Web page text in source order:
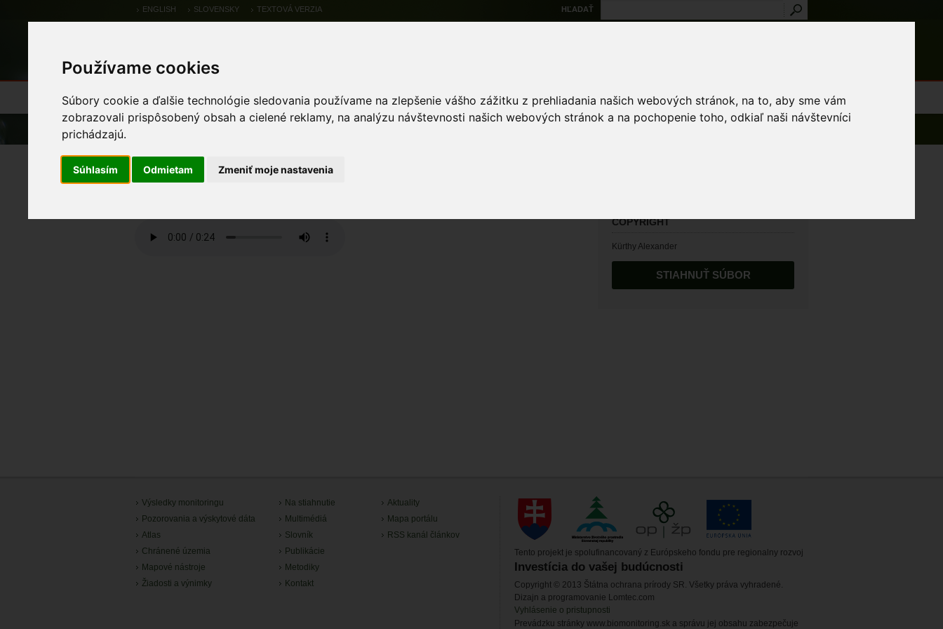
Používame cookies
Súbory cookie a ďalšie technológie sledovania používame na zlepšenie vášho zážitku z prehliadania našich webových stránok, na to, aby sme vám
zobrazovali prispôsobený obsah a cielené reklamy, na analýzu návštevnosti našich webových stránok a na pochopenie toho, odkiaľ naši návštevníci
prichádzajú.
Súhlasím Odmietam Zmeniť moje nastavenia
ENGLISH SLOVENSKY TEXTOVÁ VERZIA HĽADAŤ
Výsledky monitoringu Pozorovania a výskytové dáta Atlas Chránené územia Mapové nástroje Žiadosti a výnimky
hlas
COPYRIGHT
Kürthy Alexander
STIAHNUŤ SÚBOR
Výsledky monitoringu
Pozorovania a výskytové dáta
Atlas
Chránené územia
Mapové nástroje
Žiadosti a výnimky
Na stiahnutie
Multimédiá
Slovník
Publikácie
Metodiky
Kontakt
Aktuality
Mapa portálu
RSS kanál článkov
Tento projekt je spolufinancovaný z Európskeho fondu pre regionalny rozvoj
Investícia do vašej budúcnosti
Copyright © 2013 Štátna ochrana prírody SR. Všetky práva vyhradené.
Dizajn a programovanie Lomtec.com
Vyhlásenie o pristupnosti
Prevádzku stránky www.biomonitoring.sk a správu jej obsahu zabezpečuje